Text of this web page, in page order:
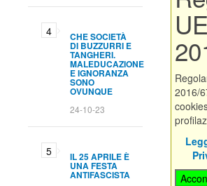
CHE SOCIETÀ
DI BUZZURRI E
TANGHERI.
MALEDUCAZIONE
E IGNORANZA
SONO
OVUNQUE
24-10-23
IL 25 APRILE È
UNA FESTA
ANTIFASCISTA
2016/